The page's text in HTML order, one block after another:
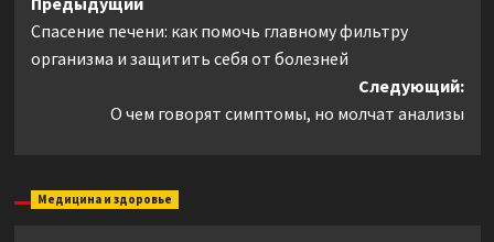
записи
Спасение печени: как помочь главному фильтру
организма и защитить себя от болезней
Следующий:
О чем говорят симптомы, но молчат анализы
Медицина и здоровье